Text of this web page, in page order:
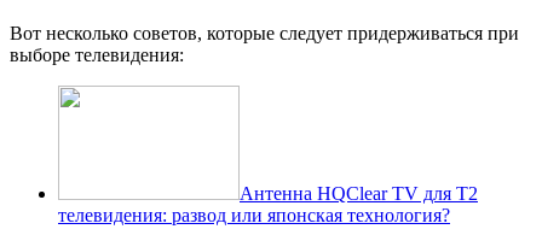
Вот несколько советов, которые следует придерживаться при
выборе телевидения:
Антенна HQClear TV для T2
телевидения: развод или японская технология?